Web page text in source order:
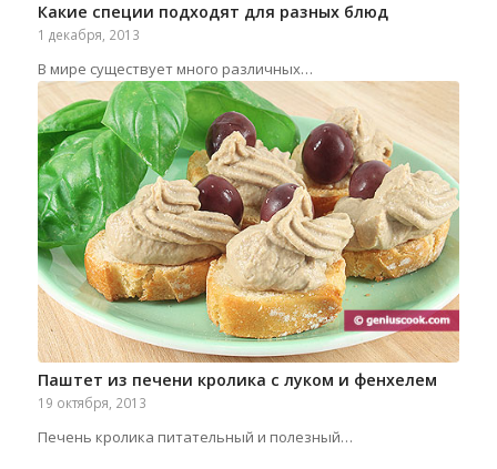
Какие специи подходят для разных блюд
1 декабря, 2013
В мире существует много различных…
Паштет из печени кролика с луком и фенхелем
19 октября, 2013
Печень кролика питательный и полезный…